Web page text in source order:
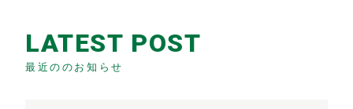
LATEST POST
最近ののお知らせ